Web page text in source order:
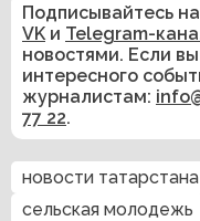
Подписывайтесь
VK и Telegram-
новостями. Если
интересного
журналистам:
77 22.
новости татарстана
сельская молодежь